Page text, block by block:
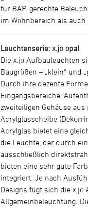
für BAP-gerechte
im Wohnbereich als
Leuchtenserie: x.jo opal
Die x.jo Aufbauleuchten
Baugrößen – „klein“ und
Durch ihre dezente
Eingangsbereiche,
zweiteiligen Gehäuse
Acrylglasscheibe
Acrylglas bietet eine
die Leuchte, der durch
ausschließlich
bieten eine sehr gute
integriert. Je nach
Designs fügt sich die
Allgemeinbeleuchtung.